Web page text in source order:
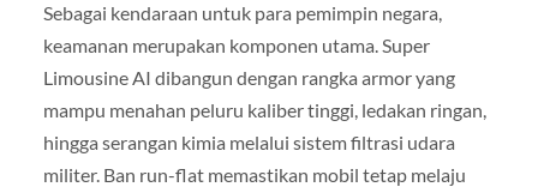
Sebagai kendaraan untuk para pemimpin negara,
keamanan merupakan komponen utama. Super
Limousine AI dibangun dengan rangka armor yang
mampu menahan peluru kaliber tinggi, ledakan ringan,
hingga serangan kimia melalui sistem filtrasi udara
militer. Ban run-flat memastikan mobil tetap melaju